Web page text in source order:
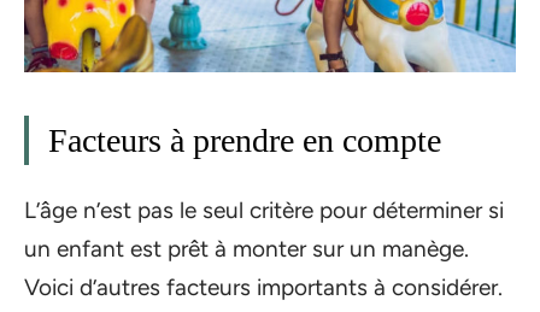
Facteurs à prendre en compte
L’âge n’est pas le seul critère pour déterminer si
un enfant est prêt à monter sur un manège.
Voici d’autres facteurs importants à considérer.